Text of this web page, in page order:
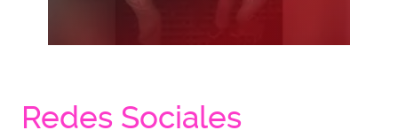
Redes Sociales